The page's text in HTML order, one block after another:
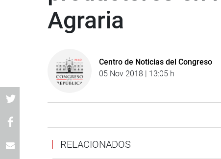
Agraria
Centro de Noticias del Congreso
05 Nov 2018 | 13:05 h
RELACIONADOS